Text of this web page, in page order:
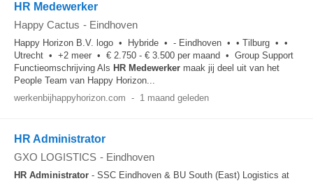
HR Medewerker
Happy Cactus - Eindhoven
Happy Horizon B.V. logo • Hybride • - Eindhoven • • Tilburg • •
Utrecht • +2 meer • € 2.750 - € 3.500 per maand • Group Support
Functieomschrijving Als HR Medewerker maak jij deel uit van het
People Team van Happy Horizon...
werkenbijhappyhorizon.com - 1 maand geleden
HR Administrator
GXO LOGISTICS - Eindhoven
HR Administrator - SSC Eindhoven & BU South (East) Logistics at